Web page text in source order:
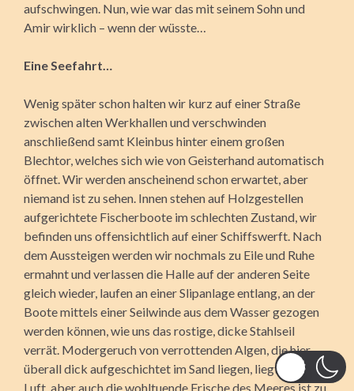
aufschwingen. Nun, wie war das mit seinem Sohn und
Amir wirklich – wenn der wüsste…
Eine Seefahrt…
Wenig später schon halten wir kurz auf einer Straße
zwischen alten Werkhallen und verschwinden
anschließend samt Kleinbus hinter einem großen
Blechtor, welches sich wie von Geisterhand automatisch
öffnet. Wir werden anscheinend schon erwartet, aber
niemand ist zu sehen. Innen stehen auf Holzgestellen
aufgerichtete Fischerboote im schlechten Zustand, wir
befinden uns offensichtlich auf einer Schiffswerft. Nach
dem Aussteigen werden wir nochmals zu Eile und Ruhe
ermahnt und verlassen die Halle auf der anderen Seite
gleich wieder, laufen an einer Slipanlage entlang, an der
Boote mittels einer Seilwinde aus dem Wasser gezogen
werden können, wie uns das rostige, dicke Stahlseil
verrät. Modergeruch von verrottenden Algen, die hier
überall dick aufgeschichtet im Sand liegen, liegt in der
Luft, aber auch die wohltuende Frische des Meeres ist zu